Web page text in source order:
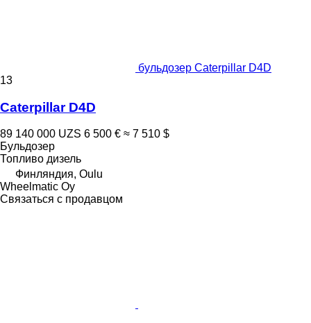
бульдозер Caterpillar D4D
13
Caterpillar D4D
89 140 000 UZS 6 500 € ≈ 7 510 $
Бульдозер
Топливо дизель
Финляндия, Oulu
Wheelmatic Oy
Связаться с продавцом